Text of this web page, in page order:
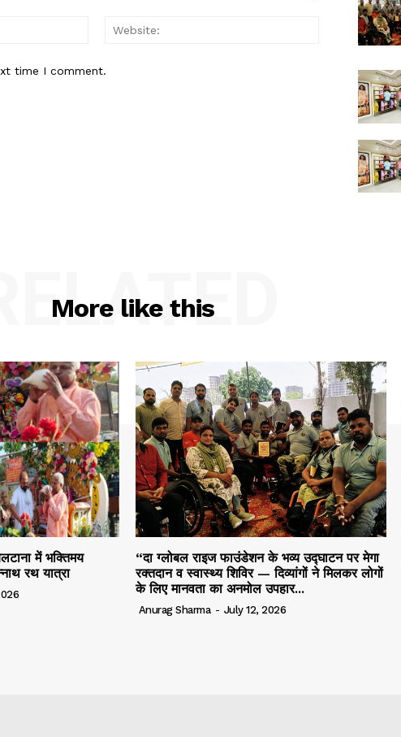
Email:* Website:
time I comment.
More like this
RELATED
में भक्तिमय
रथ यात्रा
“दा ग्लोबल राइज फाउंडेशन के भव्य उद्घाटन पर मेगा
रक्तदान व स्वास्थ्य शिविर — दिव्यांगों ने मिलकर लोगों
के लिए मानवता का अनमोल उपहार...
Anurag Sharma - July 12, 2026